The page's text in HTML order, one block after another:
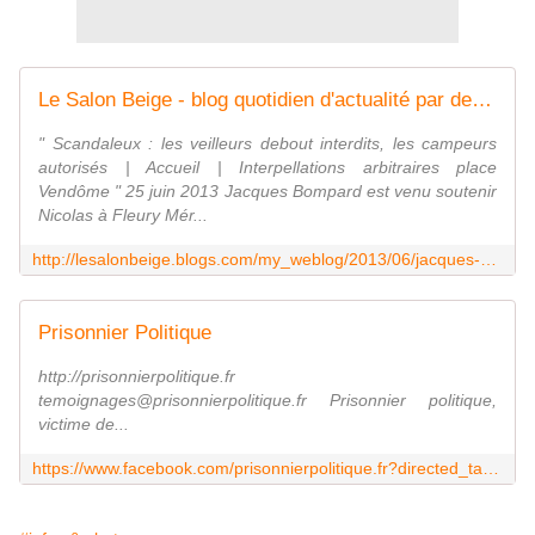
Le Salon Beige - blog quotidien d'actualité par des laïcs catholiques: Jacques Bompard est venu soutenir Nicolas à Fleury Mérogis
" Scandaleux : les veilleurs debout interdits, les campeurs
autorisés | Accueil | Interpellations arbitraires place
Vendôme " 25 juin 2013 Jacques Bompard est venu soutenir
Nicolas à Fleury Mér...
Prisonnier Politique
http://prisonnierpolitique.fr
temoignages@prisonnierpolitique.fr Prisonnier politique,
victime de...